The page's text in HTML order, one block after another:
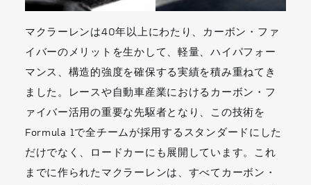
マクラーレンは40年以上にわたり、カーボン・ファ
イバーのメリットを生かして、軽量、ハイパフォー
マンス、構造的強度を確保する実績を積み重ねてき
ました。レースや自動車産業におけるカーボン・フ
ァイバー活用の重要な先駆者となり、この技術を
Formula 1で全チームが採用するスタンダードにした
だけでなく、ロードカーにも展開しています。これ
までに作られたマクラーレンは、すべてカーボン・